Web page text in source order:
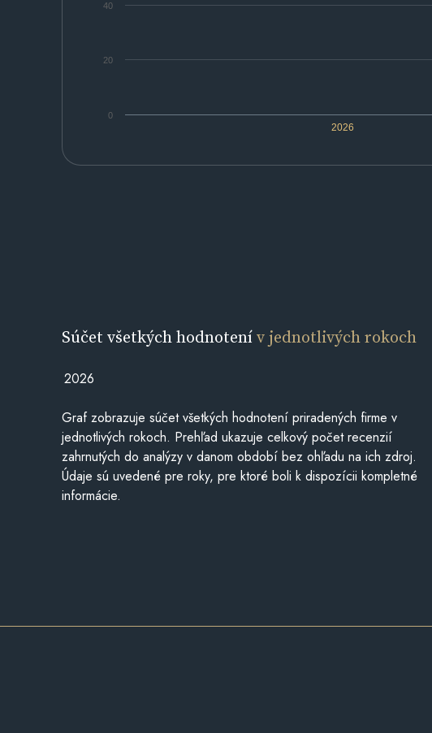
2026
0
20
40
Súčet všetkých hodnotenív jednotlivých rokoch
2026
Graf zobrazuje súčet všetkých hodnotení priradených firme v
jednotlivých rokoch. Prehľad ukazuje celkový počet recenzií
zahrnutých do analýzy v danom období bez ohľadu na ich zdroj.
Údaje sú uvedené pre roky, pre ktoré boli k dispozícii kompletné
informácie.